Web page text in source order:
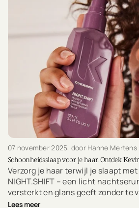
07 november 2025, door Hanne Mertens
Schoonheidsslaap voor je haar. Ontdek
Verzorg je haar terwijl je slaapt
NIGHT.SHIFT – een licht
versterkt en glans geeft zonder te
Lees meer